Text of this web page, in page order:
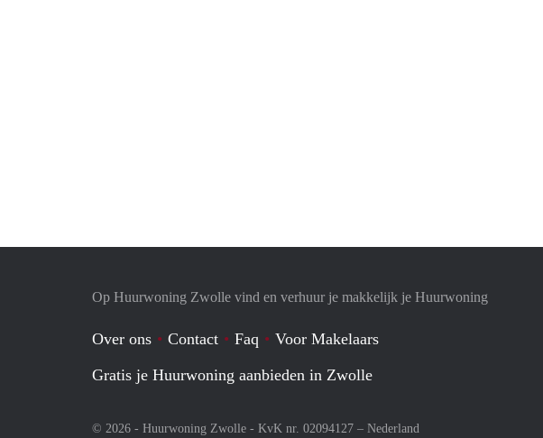
Op Huurwoning Zwolle vind en verhuur je makkelijk je Huurwoning
Over ons Contact Faq
Voor Makelaars
Gratis je Huurwoning aanbieden in Zwolle
© 2026 - Huurwoning Zwolle - KvK nr. 02094127 – Nederland